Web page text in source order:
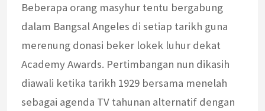
Beberapa orang masyhur tentu bergabung
dalam Bangsal Angeles di setiap tarikh guna
merenung donasi beker lokek luhur dekat
Academy Awards. Pertimbangan nun dikasih
diawali ketika tarikh 1929 bersama menelah
sebagai agenda TV tahunan alternatif dengan